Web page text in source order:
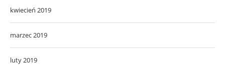
kwiecień 2019
marzec 2019
luty 2019